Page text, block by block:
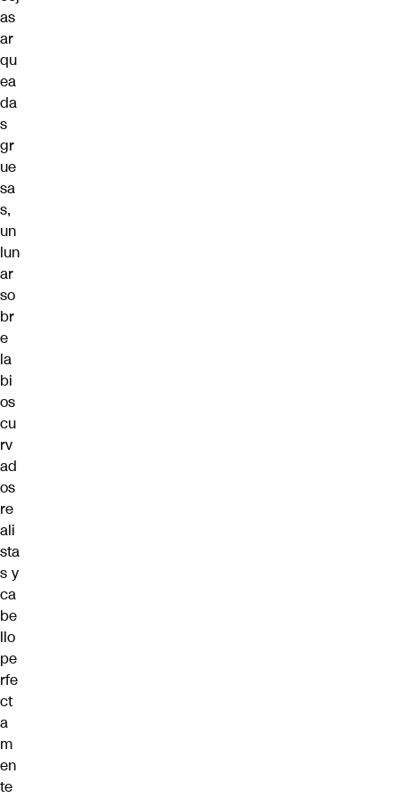
as
ar
qu
ea
da
s
gr
ue
sa
s,
un
lun
ar
so
br
e
la
bi
os
cu
rv
ad
os
re
ali
sta
s y
ca
be
llo
pe
rfe
ct
a
m
en
te